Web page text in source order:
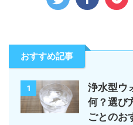
おすすめ記事
1
浄水型ウ
何？選び
ごとのお